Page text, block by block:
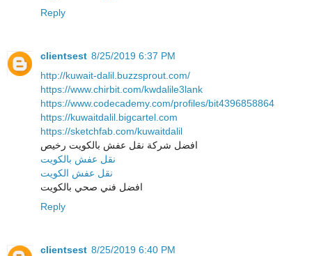
Reply
clientsest 8/25/2019 6:37 PM
http://kuwait-dalil.buzzsprout.com/
https://www.chirbit.com/kwdalile3lank
https://www.codecademy.com/profiles/bit4396858864
https://kuwaitdalil.bigcartel.com
https://sketchfab.com/kuwaitdalil
افضل شركة نقل عفش بالكويت رخيص
نقل عفش بالكويت
نقل عفش الكويت
افضل فني صحي بالكويت
Reply
clientsest 8/25/2019 6:40 PM